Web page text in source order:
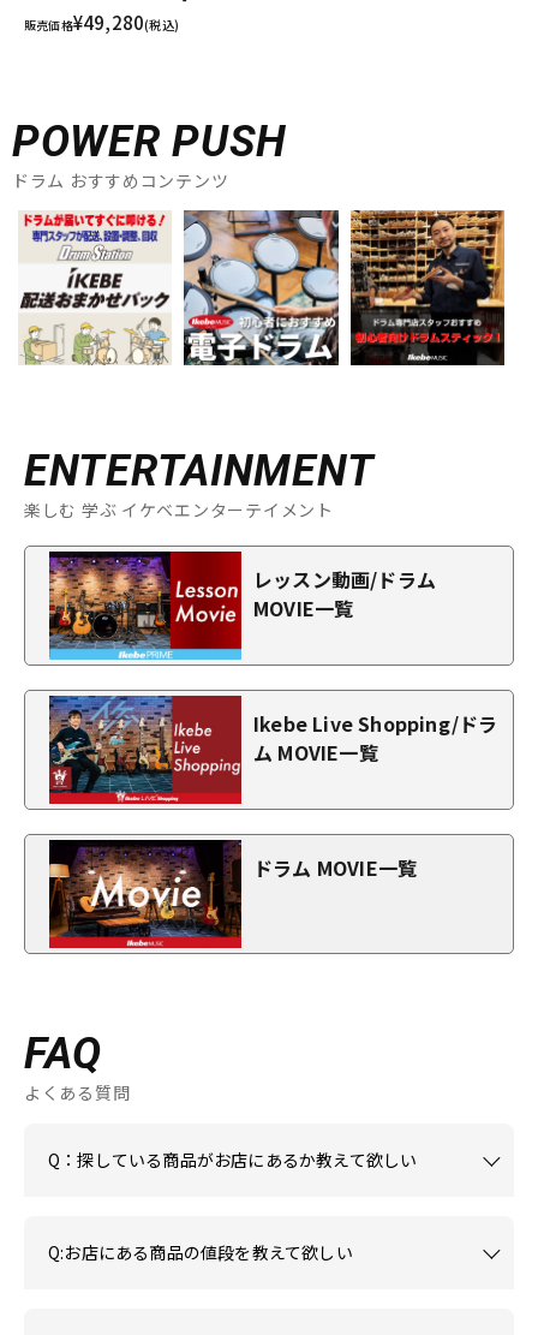
販売価格¥49,280(税込)
POWER PUSH
ドラム おすすめコンテンツ
ENTERTAINMENT
楽しむ 学ぶ イケベエンターテイメント
レッスン動画/ドラム
MOVIE一覧
Ikebe Live Shopping/ドラ
ム MOVIE一覧
ドラム MOVIE一覧
FAQ
よくある質問
Q：探している商品がお店にあるか教えて欲しい
Q:お店にある商品の値段を教えて欲しい